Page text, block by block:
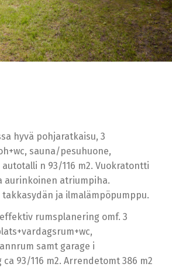
hyvä pohjaratkaisu, 3
sauna/pesuhuone,
n 93/116 m2. Vuokratontti
aurinkoinen atriumpiha.
ja ilmalämpöpumppu.
rumsplanering omf. 3
samt garage i
93/116 m2. Arrendetomt 386 m2